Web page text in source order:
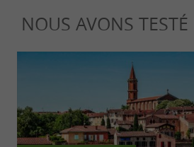
NOUS AVONS TESTÉ